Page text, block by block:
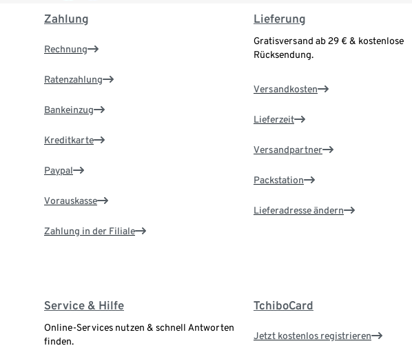
Zahlung
Rechnung
Ratenzahlung
Bankeinzug
Kreditkarte
Paypal
Vorauskasse
Zahlung in der Filiale
Lieferung
Gratisversand ab 29 € & kostenlose
Rücksendung.
Versandkosten
Lieferzeit
Versandpartner
Packstation
Lieferadresse ändern
Service & Hilfe
Online-Services nutzen & schnell Antworten
finden.
TchiboCard
Jetzt kostenlos registrieren